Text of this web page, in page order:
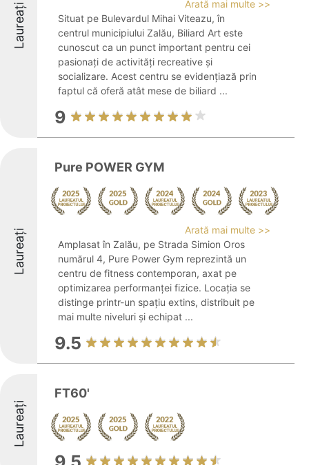
Laureați
Arată mai multe >>
Situat pe Bulevardul Mihai Viteazu, în
centrul municipiului Zalău, Biliard Art este
cunoscut ca un punct important pentru cei
pasionați de activități recreative și
socializare. Acest centru se evidențiază prin
faptul că oferă atât mese de biliard ...
9
Laureați
Pure POWER GYM
Arată mai multe >>
Amplasat în Zalău, pe Strada Simion Oros
numărul 4, Pure Power Gym reprezintă un
centru de fitness contemporan, axat pe
optimizarea performanței fizice. Locația se
distinge printr-un spațiu extins, distribuit pe
mai multe niveluri și echipat ...
9.5
Laureați
FT60'